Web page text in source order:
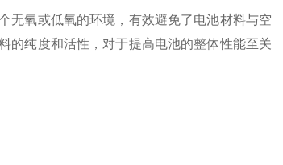
氧或低氧的环境，有效避免了电池材料与空
的纯度和活性，对于提高电池的整体性能至关